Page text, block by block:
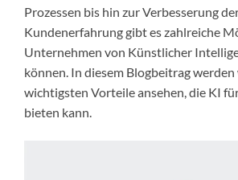
Prozessen bis hin zur Verbesserung
Kundenerfahrung gibt es zahlreiche
Unternehmen von Künstlicher
können. In diesem Blogbeitrag
wichtigsten Vorteile ansehen, die KI
bieten kann.